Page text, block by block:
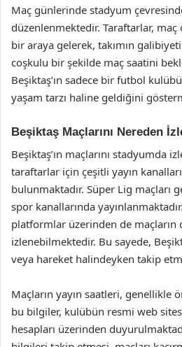
Maç günlerinde stadyum
düzenlenmektedir. Taraftarlar, maç
bir araya gelerek, takımın
coşkulu bir şekilde maç saatini
Beşiktaş’ın sadece bir futbol
yaşam tarzı haline geldiğini
Beşiktaş Maçlarını Nereden
Beşiktaş’ın maçlarını stadyumda
taraftarlar için çeşitli yayın
bulunmaktadır. Süper Lig maçları
spor kanallarında
platformlar üzerinden de maçların
izlenebilmektedir. Bu sayede,
veya hareket halindeyken takip
Maçların yayın saatleri, genellikle
bu bilgiler, kulübün resmi web
hesapları üzerinden